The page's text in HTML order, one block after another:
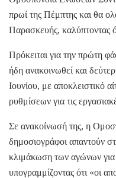
πρωί της Πέμπτης και θα
Παρασκευής, καλύπτοντας
Πρόκειται για την πρώτη
ήδη ανακοινωθεί και
Ιουνίου, με αποκλειστικό
ρυθμίσεων για τις
Σε ανακοίνωσή της, η
δημοσιογράφοι απαντούν
κλιμάκωση των αγώνων για
υπογραμμίζοντας ότι «οι